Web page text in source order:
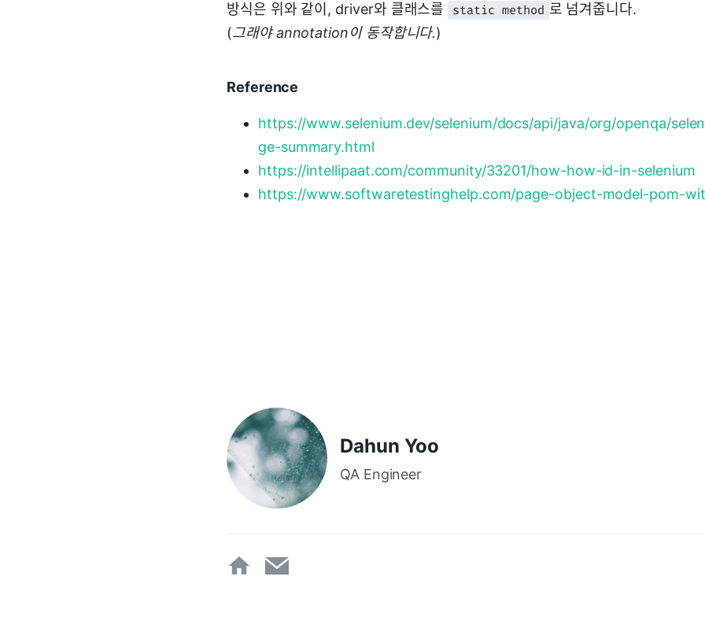
방식은 위와 같이, driver와 클래스를 static method 로 넘겨줍니다.
(그래야 annotation이 동작합니다.)
Reference
https://www.selenium.dev/selenium/docs/api/java/org/openqa/
ge-summary.html
https://intellipaat.com/community/33201/how-how-id-in-selenium
https://www.softwaretestinghelp.com/page-object-model-pom-
Dahun Yoo
QA Engineer